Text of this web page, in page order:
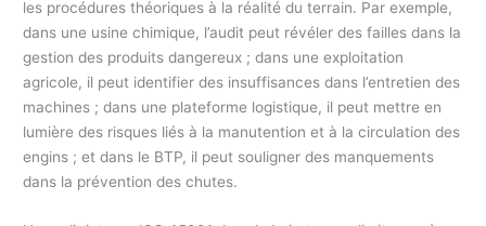
les procédures théoriques à la réalité du terrain. Par exemple,
dans une usine chimique, l’audit peut révéler des failles dans la
gestion des produits dangereux ; dans une exploitation
agricole, il peut identifier des insuffisances dans l’entretien des
machines ; dans une plateforme logistique, il peut mettre en
lumière des risques liés à la manutention et à la circulation des
engins ; et dans le BTP, il peut souligner des manquements
dans la prévention des chutes.